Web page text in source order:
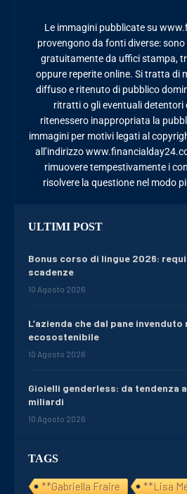
TAGS
**Gabriella Fraire **Lisa
Le immagini pubblicate su
provengono da fonti diverse:
gratuitamente da uffici stampa,
oppure reperite online. Si tratta di
diffuso e ritenuto di pubblico
ritratti o gli eventuali detentori
ritenessero inappropriata la
immagini per motivi legati al
all’indirizzo
rimuovere tempestivamente i
risolvere la questione nel modo
ULTIMI POST
Bonus corso di lingue 2026:
scadenze
10 Agosto 2026
L’azienda che dal pane
ecosostenibile
10 Agosto 2026
Gioielli genderless: da tendenza
miliardi
10 Agosto 2026